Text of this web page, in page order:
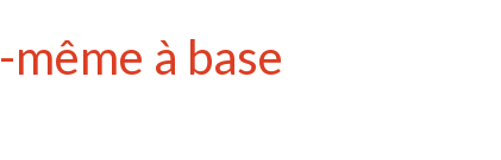
à base